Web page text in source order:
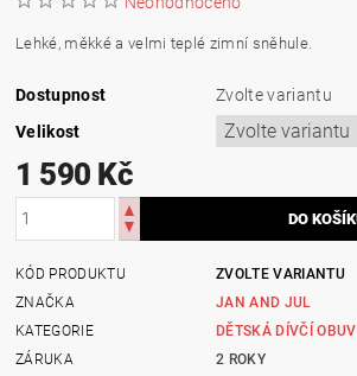
Lehké, měkké a velmi teplé zimní sněhule.
Dostupnost
Zvolte variantu
Velikost
1 590 Kč
KÓD PRODUKTU
ZVOLTE VARIANTU
ZNAČKA
JAN AND JUL
KATEGORIE
DĚTSKÁ DÍVČÍ OBUV
ZÁRUKA
2 ROKY